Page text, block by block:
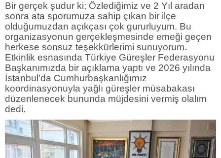
Bir gerçek şudur ki; Özlediğimiz ve 2 Yıl aradan
sonra ata sporumuza sahip çıkan bir ilçe
olduğumuzdan açıkçası çok gururluyum. Bu
organizasyonun gerçekleşmesinde emeği geçen
herkese sonsuz teşekkürlerimi sunuyorum.
Etkinlik esnasında Türkiye Güreşler Federasyonu
Başkanımızda bir açıklama yaptı ve 2026 yılında
İstanbul’da Cumhurbaşkanlığımız
koordinasyonuyla yağlı güreşler müsabakası
düzenlenecek bununda müjdesini vermiş olalım
dedi.